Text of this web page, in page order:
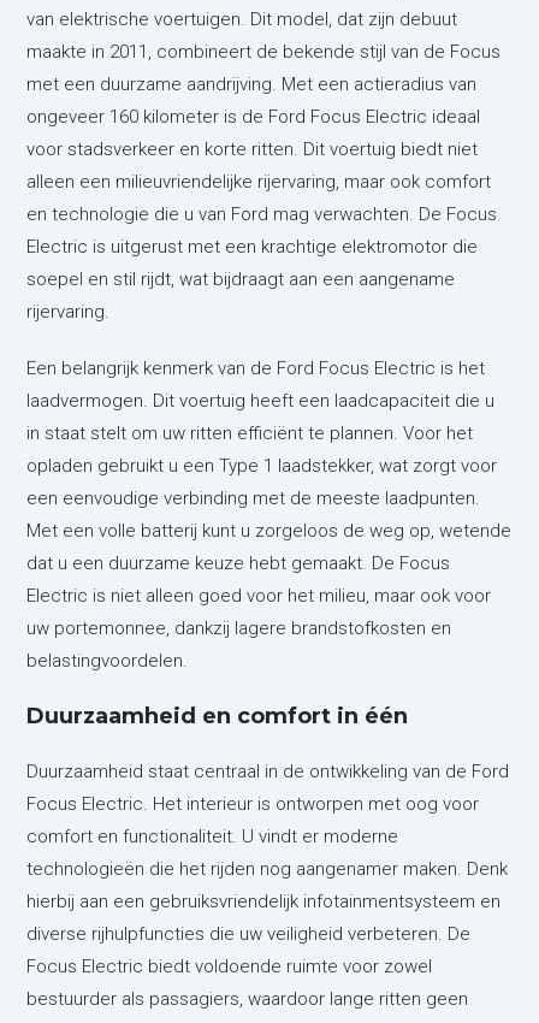
van elektrische voertuigen. Dit model, dat zijn debuut
maakte in 2011, combineert de bekende stijl van de Focus
met een duurzame aandrijving. Met een actieradius van
ongeveer 160 kilometer is de Ford Focus Electric ideaal
voor stadsverkeer en korte ritten. Dit voertuig biedt niet
alleen een milieuvriendelijke rijervaring, maar ook comfort
en technologie die u van Ford mag verwachten. De Focus
Electric is uitgerust met een krachtige elektromotor die
soepel en stil rijdt, wat bijdraagt aan een aangename
rijervaring.
Een belangrijk kenmerk van de Ford Focus Electric is het
laadvermogen. Dit voertuig heeft een laadcapaciteit die u
in staat stelt om uw ritten efficiënt te plannen. Voor het
opladen gebruikt u een Type 1 laadstekker, wat zorgt voor
een eenvoudige verbinding met de meeste laadpunten.
Met een volle batterij kunt u zorgeloos de weg op, wetende
dat u een duurzame keuze hebt gemaakt. De Focus
Electric is niet alleen goed voor het milieu, maar ook voor
uw portemonnee, dankzij lagere brandstofkosten en
belastingvoordelen.
Duurzaamheid en comfort in één
Duurzaamheid staat centraal in de ontwikkeling van de Ford
Focus Electric. Het interieur is ontworpen met oog voor
comfort en functionaliteit. U vindt er moderne
technologieën die het rijden nog aangenamer maken. Denk
hierbij aan een gebruiksvriendelijk infotainmentsysteem en
diverse rijhulpfuncties die uw veiligheid verbeteren. De
Focus Electric biedt voldoende ruimte voor zowel
bestuurder als passagiers, waardoor lange ritten geen